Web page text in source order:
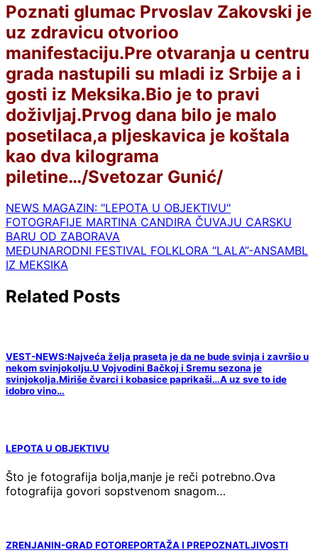
Poznati glumac Prvoslav Zakovski je
uz zdravicu otvorioo
manifestaciju.Pre otvaranja u centru
grada nastupili su mladi iz Srbije a i
gosti iz Meksika.Bio je to pravi
doživljaj.Prvog dana bilo je malo
posetilaca,a pljeskavica je koštala
kao dva kilograma
piletine…/Svetozar Gunić/
NEWS MAGAZIN: "LEPOTA U OBJEKTIVU"
Navigacija
članaka
FOTOGRAFIJE MARTINA CANDIRA ČUVAJU CARSKU
BARU OD ZABORAVA
MEĐUNARODNI FESTIVAL FOLKLORA “LALA”-ANSAMBL
IZ MEKSIKA
Related Posts
VEST-NEWS:Najveća želja praseta je da ne bude svinja i završio u
nekom svinjokolju.U Vojvodini Bačkoj i Sremu sezona je
svinjokolja.Miriše čvarci i kobasice paprikaši…A uz sve to ide
idobro vino…
LEPOTA U OBJEKTIVU
Što je fotografija bolja,manje je reči potrebno.Ova
fotografija govori sopstvenom snagom…
ZRENJANIN-GRAD FOTOREPORTAŽA I PREPOZNATLJIVOSTI